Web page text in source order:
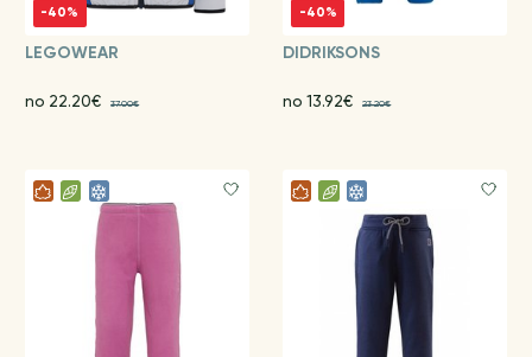
-40%
LEGOWEAR
no 22.20€ 37.00€
-40%
DIDRIKSONS
no 13.92€ 23.20€